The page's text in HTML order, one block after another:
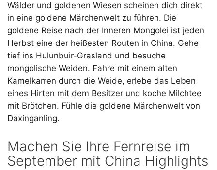
Wälder und goldenen Wiesen scheinen dich direkt
in eine goldene Märchenwelt zu führen. Die
goldene Reise nach der Inneren Mongolei ist jeden
Herbst eine der heißesten Routen in China. Gehe
tief ins Hulunbuir-Grasland und besuche
mongolische Weiden. Fahre mit einem alten
Kamelkarren durch die Weide, erlebe das Leben
eines Hirten mit dem Besitzer und koche Milchtee
mit Brötchen. Fühle die goldene Märchenwelt von
Daxinganling.
Machen Sie Ihre Fernreise im
September mit China Highlights